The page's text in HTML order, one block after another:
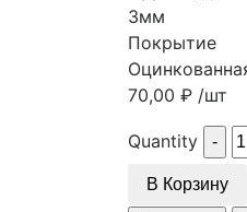
3мм
Покрытие
70,00 ₽ /шт
Quantity
В Корзину